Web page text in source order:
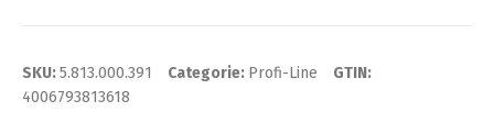
SKU:5.813.000.391 Categorie: Profi-Line
GTIN:
4006793813618